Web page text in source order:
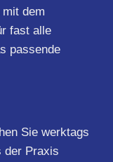
dem
fast alle
passende
Sie werktags
der Praxis